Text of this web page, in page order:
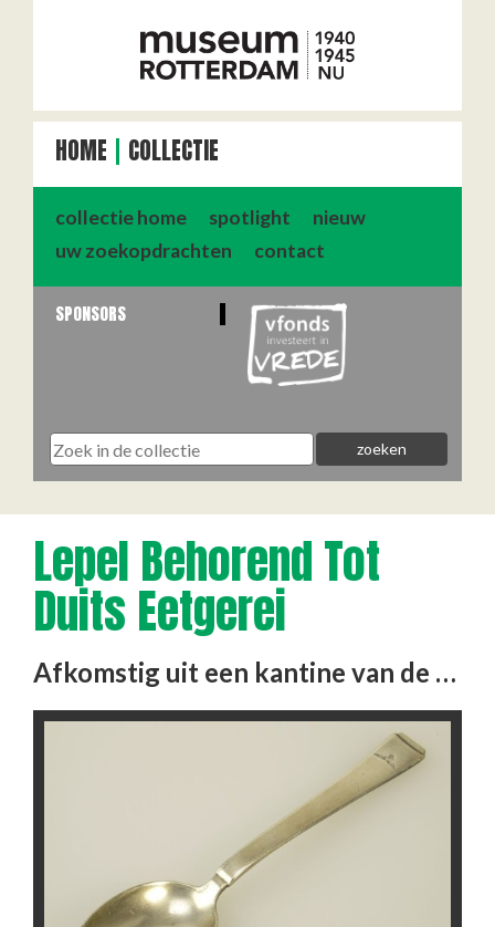
HOME COLLECTIE
collectie home spotlight
nieuw
uw zoekopdrachten
contact
SPONSORS
Lepel Behorend Tot
Duits Eetgerei
Afkomstig uit een kantine van de Luftwaffe. In de lepel is een adelaar met hakenkruis gestanst.